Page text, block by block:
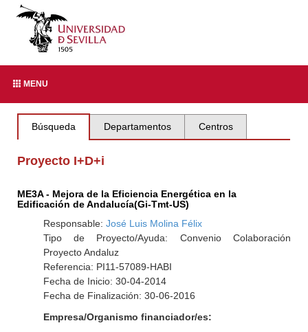
MENU
Búsqueda Departamentos Centros
Proyecto I+D+i
ME3A - Mejora de la Eficiencia Energética en la
Edificación de Andalucía(Gi-Tmt-US)
Responsable: José Luis Molina Félix
Tipo de Proyecto/Ayuda: Convenio Colaboración
Proyecto Andaluz
Referencia: PI11-57089-HABI
Fecha de Inicio: 30-04-2014
Fecha de Finalización: 30-06-2016
Empresa/Organismo financiador/es: